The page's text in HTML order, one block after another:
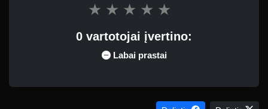
★ ★ ★ ★ ★
0 vartotojai įvertino:
Labai prastai